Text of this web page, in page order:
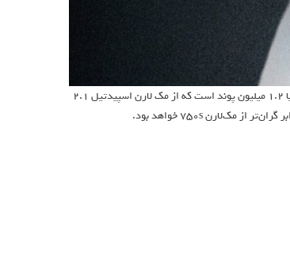
ابرخودرو لازانته در جشنواره سرعت گودوود به‌صورت رسمی معرفی خواهد شد. قیمت این خودرو در بریتانیا ۱.۲ میلیون پوند است که از مک لارن اسپیدتیل ۲.۱